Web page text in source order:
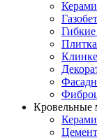
Гибкие
Кровельные